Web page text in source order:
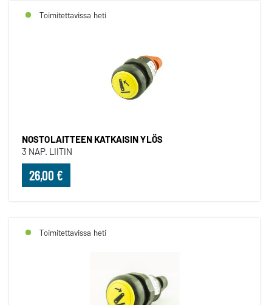
Toimitettavissa heti
NOSTOLAITTEEN KATKAISIN YLÖS
3 NAP. LIITIN
26,00 €
Toimitettavissa heti